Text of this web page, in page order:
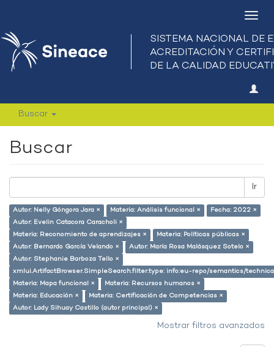
Buscar
Buscar
Ir
Autor: Nelly Góngora Jara × Materia: Análisis funcional ×
Fecha: 2022 ×
Autor: Evelin Catacora Caracholi ×
Materia: Reconomiento de aprendizajes ×
Materia: Políticas públicas ×
Autor: Bernardo García Velando ×
Autor: María Rosa Malásquez Sotelo ×
Autor: Stephanie Barboza Tello ×
xmlui.ArtifactBrowser.SimpleSearch.filter.type: info:eu-repo/semantics/
Materia: Mapa funcional ×
Materia: Recursos humanos ×
Materia: Educación ×
Materia: Certificación de Competencias ×
Autor: Lady Sihuay Castillo (autor principal) ×
Mostrar filtros avanzados